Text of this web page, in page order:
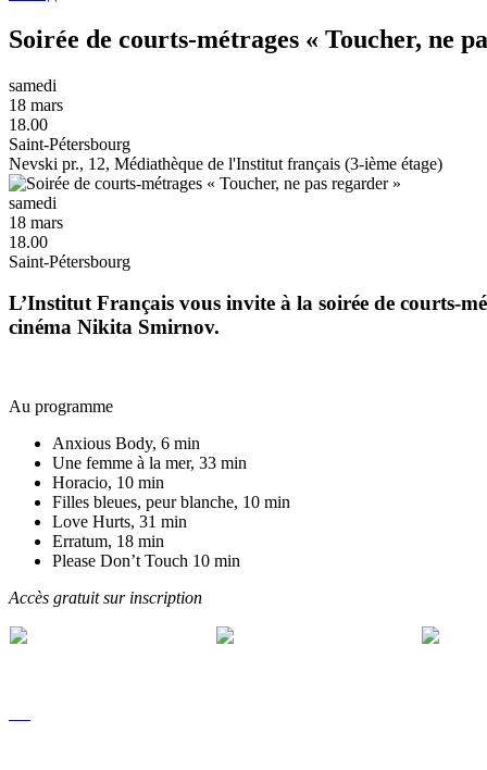
Soirée de courts-métrages « Toucher, ne
samedi
18 mars
18.00
Saint-Pétersbourg
Nevski pr., 12, Médiathèque de l'Institut français (3-ième étage)
samedi
18 mars
18.00
Saint-Pétersbourg
L’Institut Français vous invite à la soirée de courts-
cinéma Nikita Smirnov.
Au programme
Anxious Body, 6 min
Une femme à la mer, 33 min
Horacio, 10 min
Filles bleues, peur blanche, 10 min
Love Hurts, 31 min
Erratum, 18 min
Please Don’t Touch 10 min
Accès gratuit sur inscription